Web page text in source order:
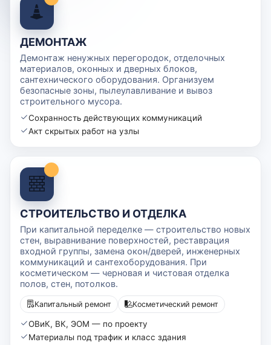
ДЕМОНТАЖ
Демонтаж ненужных перегородок, отделочных
материалов, оконных и дверных блоков,
сантехнического оборудования. Организуем
безопасные зоны, пылеулавливание и вывоз
строительного мусора.
Сохранность действующих коммуникаций
Акт скрытых работ на узлы
СТРОИТЕЛЬСТВО И ОТДЕЛКА
При капитальной переделке — строительство новых
стен, выравнивание поверхностей, реставрация
входной группы, замена окон/дверей, инженерных
коммуникаций и сантехоборудования. При
косметическом — черновая и чистовая отделка
полов, стен, потолков.
Капитальный ремонт Косметический ремонт
ОВиК, ВК, ЭОМ — по проекту
Материалы под трафик и класс здания